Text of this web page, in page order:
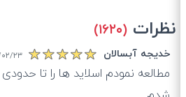
نظرات
خدیجه آبسالان ۱۴۰۴/۰۲/
مطالعه نمودم اسلاید ها را تا حدودی